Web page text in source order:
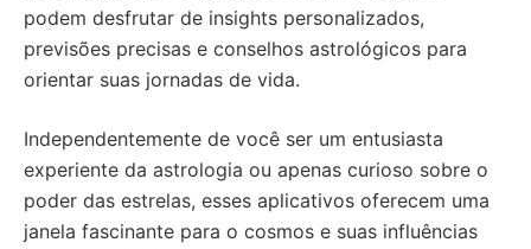
podem desfrutar de insights personalizados,
previsões precisas e conselhos astrológicos para
orientar suas jornadas de vida.
Independentemente de você ser um entusiasta
experiente da astrologia ou apenas curioso sobre o
poder das estrelas, esses aplicativos oferecem uma
janela fascinante para o cosmos e suas influências